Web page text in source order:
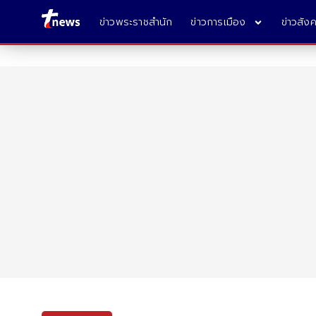
ข่าวพระราชสำนัก ข่าวการเมือง ข่าวสัง